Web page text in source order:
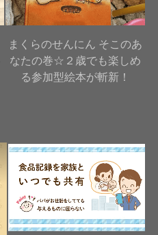
まくらのせんにん そこのあ
なたの巻☆２歳でも楽しめ
る参加型絵本が斬新！